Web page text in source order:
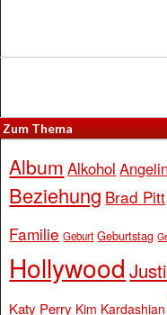
Zum Thema
Album Alkohol
Beziehung Brad Pitt
Familie Geburt Geburtstag
Hollywood
Katy Perry Kim Kardashian